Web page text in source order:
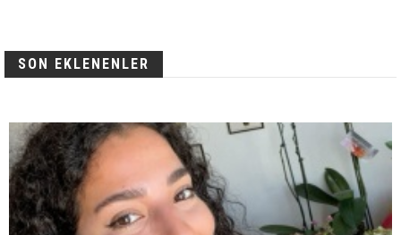
SON EKLENENLER